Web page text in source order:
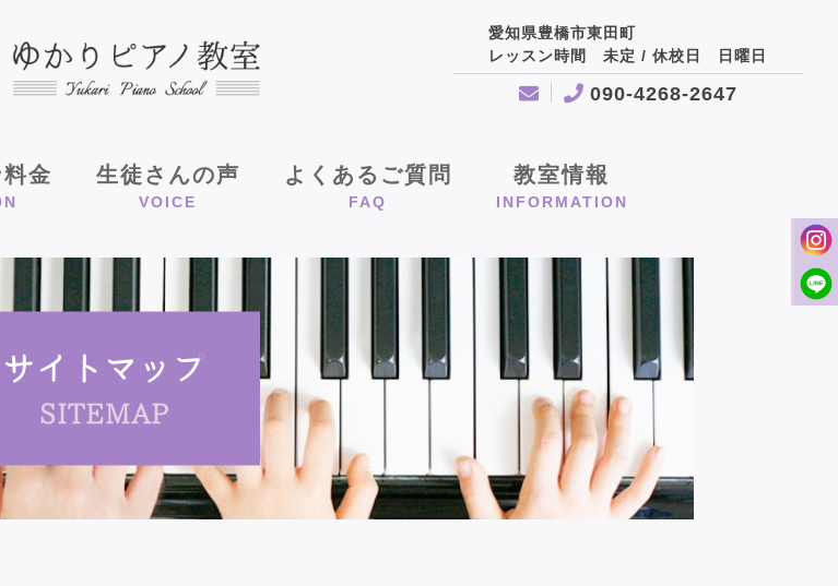
愛知県豊橋市東田町
レッスン時間 未定 / 休校日 日曜日
090-4268-2647
金 生徒さんの声
VOICE
よくあるご質問
FAQ
教室情報
INFORMATION
サイトマップ
SITEMAP